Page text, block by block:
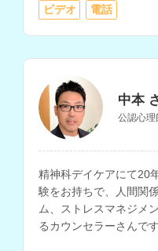
ビデオ 電話
中本
公認心
精神科デイケアにて20
験をお持ちで、人間関
ム、ストレスマネジメ
るカウンセラーさんで
ベースに、心の回復力